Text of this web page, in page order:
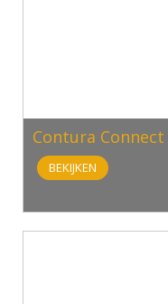
Contura
BEKIJKEN